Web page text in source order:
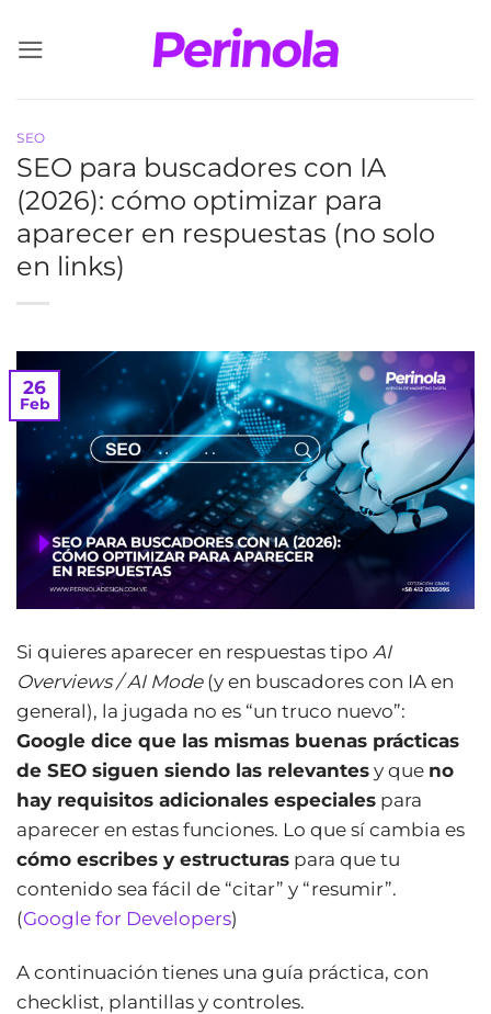
SEO
SEO para buscadores con IA
(2026): cómo optimizar para
aparecer en respuestas (no solo
en links)
26
Feb
Si quieres aparecer en respuestas tipo AI
Overviews / AI Mode(y en buscadores con IA en
general), la jugada no es “un truco nuevo”:
Google dice que las mismas buenas prácticas
de SEO siguen siendo las relevantes y que no
hay requisitos adicionales especiales para
aparecer en estas funciones. Lo que sí cambia es
cómo escribes y estructuras para que tu
contenido sea fácil de “citar” y “resumir”.
(Google for Developers)
A continuación tienes una guía práctica, con
checklist, plantillas y controles.